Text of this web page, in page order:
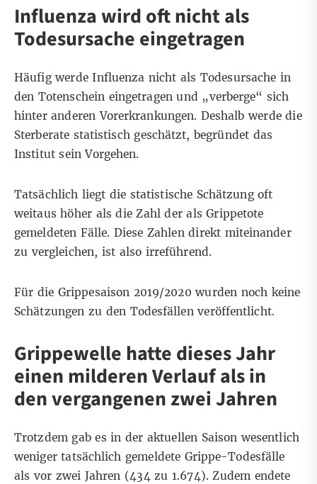
Influenza wird oft nicht als
Todesursache eingetragen
Häufig werde Influenza nicht als Todesursache in
den Totenschein eingetragen und „verberge“ sich
hinter anderen Vorerkrankungen. Deshalb werde die
Sterberate statistisch geschätzt, begründet das
Institut sein Vorgehen.
Tatsächlich liegt die statistische Schätzung oft
weitaus höher als die Zahl der als Grippetote
gemeldeten Fälle. Diese Zahlen direkt miteinander
zu vergleichen, ist also irreführend.
Für die Grippesaison 2019/2020 wurden noch keine
Schätzungen zu den Todesfällen veröffentlicht.
Grippewelle hatte dieses Jahr
einen milderen Verlauf als in
den vergangenen zwei Jahren
Trotzdem gab es in der aktuellen Saison wesentlich
weniger tatsächlich gemeldete Grippe-Todesfälle
als vor zwei Jahren (434 zu 1.674). Zudem endete